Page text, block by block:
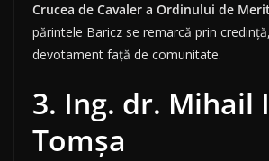
Crucea de Cavaler a Ordinului de
părintele Baricz se remarcă prin
devotament față de comunitate.
3. Ing. dr. Mihail
Tomșa